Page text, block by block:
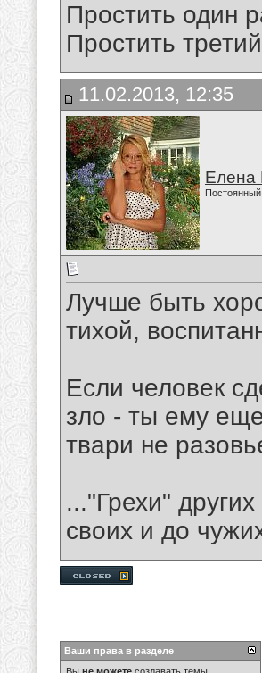
Простить один
Простить
11.02.2013, 12:35
Елена
Постоянный
Лучше быть
тихой,
Если человек
зло - ты ему
твари не
..."Грехи"
своих и до
Ваши права в разделе